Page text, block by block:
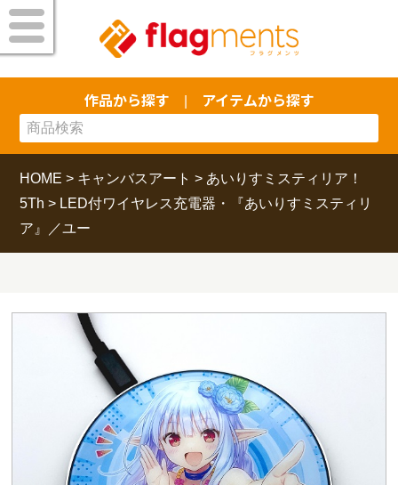
作品から探す アイテムから探す
HOME > キャンバスアート > あいりすミスティリア！
5Th > LED付ワイヤレス充電器・『あいりすミスティリ
ア』／ユー